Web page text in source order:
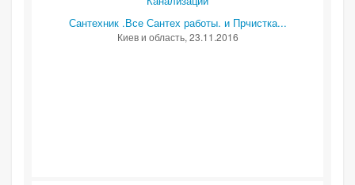
Сантехник .Все Сантех работы. и Прчистка...
Киев и область, 23.11.2016